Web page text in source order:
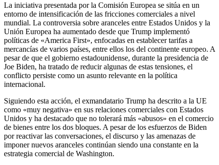
La iniciativa presentada por la Comisión Europea se sitúa en un
entorno de intensificación de las fricciones comerciales a nivel
mundial. La controversia sobre aranceles entre Estados Unidos y la
Unión Europea ha aumentado desde que Trump implementó
políticas de «America First», enfocadas en establecer tarifas a
mercancías de varios países, entre ellos los del continente europeo. A
pesar de que el gobierno estadounidense, durante la presidencia de
Joe Biden, ha tratado de reducir algunas de estas tensiones, el
conflicto persiste como un asunto relevante en la política
internacional.
Siguiendo esta acción, el exmandatario Trump ha descrito a la UE
como «muy negativa» en sus relaciones comerciales con Estados
Unidos y ha destacado que no tolerará más «abusos» en el comercio
de bienes entre los dos bloques. A pesar de los esfuerzos de Biden
por reactivar las conversaciones, el discurso y las amenazas de
imponer nuevos aranceles continúan siendo una constante en la
estrategia comercial de Washington.